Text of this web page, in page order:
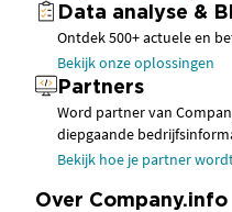
Data analyse & BI
Ontdek 500+ actuele en
Bekijk onze oplossingen
Partners
Word partner van
diepgaande
Bekijk hoe je partner
Over Company.info